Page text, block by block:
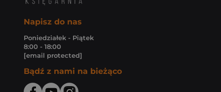
Napisz do nas
Poniedziałek - Piątek
8:00 - 18:00
[email protected]
Bądź z nami na bieżąco